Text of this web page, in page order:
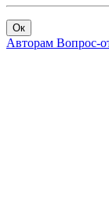
Ок
Авторам Вопрос-